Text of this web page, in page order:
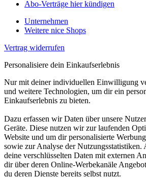
Abo-Verträge hier kündigen
Unternehmen
Weitere nice Shops
Vertrag widerrufen
Personalisiere dein Einkaufserlebnis
Nur mit deiner individuellen Einwilligung
und weitere Technologien, um dir ein
Einkaufserlebnis zu bieten.
Dazu erfassen wir Daten über unsere
Geräte. Diese nutzen wir zur laufenden
Website und um dir personalisierte
sowie zur Analyse der
deine verschlüsselten Daten mit externen
dir über deren Online-Werbekanäle
du deren Dienste bereits selbst nutzt.